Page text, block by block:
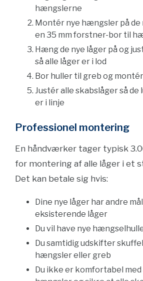
hængslerne
Montér nye hængsler på de
en 35 mm forstner-bor til
Hæng de nye låger på og
så alle låger er i lod
Bor huller til greb og
Justér alle skabslåger så
er i linje
Professionel montering
En håndværker tager typisk
for montering af alle låger i et
Det kan betale sig hvis:
Dine nye låger har andre
eksisterende låger
Du vil have nye
Du samtidig udskifter
hængsler eller greb
Du ikke er komfortabel